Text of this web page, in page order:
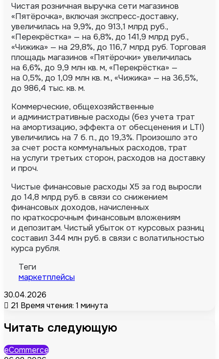
Чистая розничная выручка сети магазинов
«Пятёрочка», включая экспресс-доставку,
увеличилась на 9,9%, до 913,1 млрд руб.,
«Перекрёстка» — на 6,8%, до 141,9 млрд руб.,
«Чижика» — на 29,8%, до 116,7 млрд руб. Торговая
площадь магазинов «Пятёрочки» увеличилась
на 6,6%, до 9,9 млн кв. м, «Перекрёстка» —
на 0,5%, до 1,09 млн кв. м., «Чижика» — на 36,5%,
до 986,4 тыс. кв. м.
Коммерческие, общехозяйственные
и административные расходы (без учета трат
на амортизацию, эффекта от обесценения и LTI)
увеличились на 7 б. п., до 19,3%. Произошло это
за счет роста коммунальных расходов, трат
на услуги третьих сторон, расходов на доставку
и проч.
Чистые финансовые расходы X5 за год выросли
до 14,8 млрд руб. в связи со снижением
финансовых доходов, начисленных
по краткосрочным финансовым вложениям
и депозитам. Чистый убыток от курсовых разниц
составил 344 млн руб. в связи с волатильностью
курса рубля.
Теги
маркетплейсы
30.04.2026
21 Время чтения: 1 минута
Читать следующую
eCommerce